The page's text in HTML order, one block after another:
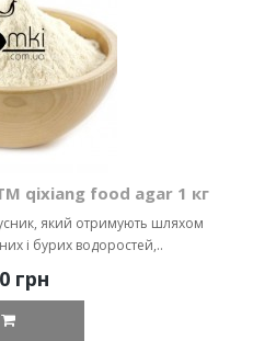
qixiang food agar 1 кг
який отримують шляхом
і бурих водоростей,..
грн